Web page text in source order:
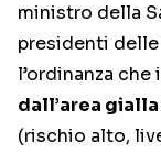
ministro della
presidenti
l’ordinanza che
dall’area
(rischio alto,